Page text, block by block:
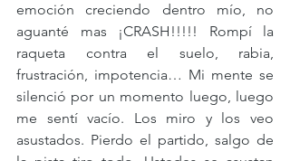
emoción creciendo dentro mío, no
aguanté mas ¡CRASH!!!!! Rompí la
raqueta contra el suelo, rabia,
frustración, impotencia… Mi mente se
silenció por un momento luego, luego
me sentí vacío. Los miro y los veo
asustados. Pierdo el partido, salgo de